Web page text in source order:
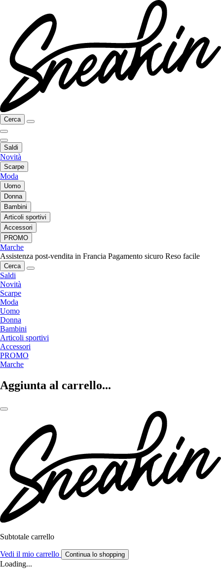
Cerca
Saldi
Novità
Scarpe
Moda
Uomo
Donna
Bambini
Articoli sportivi
Accessori
PROMO
Marche
Assistenza post-vendita in Francia Pagamento sicuro Reso facile
Cerca
Saldi
Novità
Scarpe
Moda
Uomo
Donna
Bambini
Articoli sportivi
Accessori
PROMO
Marche
Aggiunta al carrello...
Subtotale carrello
Vedi il mio carrello Continua lo shopping
Loading...